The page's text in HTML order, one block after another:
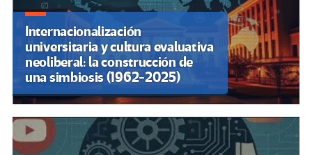
Internacionalización
universitaria y cultura evaluativa
neoliberal: la construcción de
una simbiosis (1962-2025)